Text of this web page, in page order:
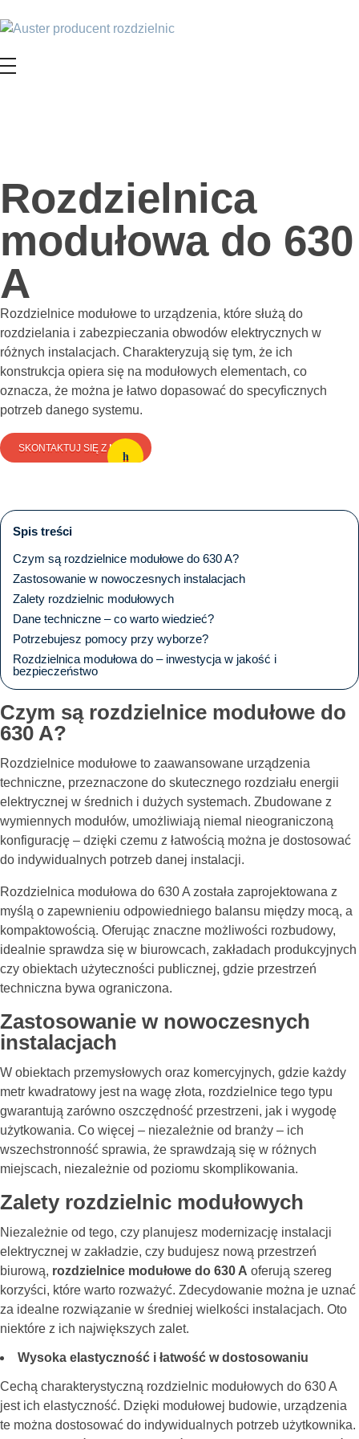
Rozdzielnica
modułowa do 630
A
Rozdzielnice modułowe to urządzenia, które służą do
rozdzielania i zabezpieczania obwodów elektrycznych w
różnych instalacjach. Charakteryzują się tym, że ich
konstrukcja opiera się na modułowych elementach, co
oznacza, że można je łatwo dopasować do specyficznych
potrzeb danego systemu.
SKONTAKTUJ SIĘ Z NAMI
Spis treści
Czym są rozdzielnice modułowe do 630 A?
Zastosowanie w nowoczesnych instalacjach
Zalety rozdzielnic modułowych
Dane techniczne – co warto wiedzieć?
Potrzebujesz pomocy przy wyborze?
Rozdzielnica modułowa do – inwestycja w jakość i
bezpieczeństwo
Czym są rozdzielnice modułowe do
630 A?
Rozdzielnice modułowe to zaawansowane urządzenia
techniczne, przeznaczone do skutecznego rozdziału energii
elektrycznej w średnich i dużych systemach. Zbudowane z
wymiennych modułów, umożliwiają niemal nieograniczoną
konfigurację – dzięki czemu z łatwością można je dostosować
do indywidualnych potrzeb danej instalacji.
Rozdzielnica modułowa do 630 A została zaprojektowana z
myślą o zapewnieniu odpowiedniego balansu między mocą, a
kompaktowością. Oferując znaczne możliwości rozbudowy,
idealnie sprawdza się w biurowcach, zakładach produkcyjnych
czy obiektach użyteczności publicznej, gdzie przestrzeń
techniczna bywa ograniczona.
Zastosowanie w nowoczesnych
instalacjach
W obiektach przemysłowych oraz komercyjnych, gdzie każdy
metr kwadratowy jest na wagę złota, rozdzielnice tego typu
gwarantują zarówno oszczędność przestrzeni, jak i wygodę
użytkowania. Co więcej – niezależnie od branży – ich
wszechstronność sprawia, że sprawdzają się w różnych
miejscach, niezależnie od poziomu skomplikowania.
Zalety rozdzielnic modułowych
Niezależnie od tego, czy planujesz modernizację instalacji
elektrycznej w zakładzie, czy budujesz nową przestrzeń
biurową, rozdzielnice modułowe do 630 A oferują szereg
korzyści, które warto rozważyć. Zdecydowanie można je uznać
za idealne rozwiązanie w średniej wielkości instalacjach. Oto
niektóre z ich największych zalet.
Wysoka elastyczność i łatwość w dostosowaniu
Cechą charakterystyczną rozdzielnic modułowych do 630 A
jest ich elastyczność. Dzięki modułowej budowie, urządzenia
te można dostosować do indywidualnych potrzeb użytkownika.